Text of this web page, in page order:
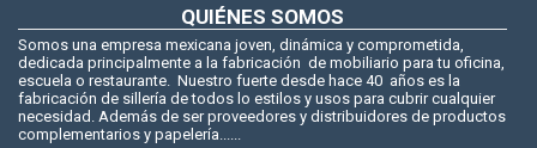
QUIÉNES SOMOS
Somos una empresa mexicana joven, dinámica y comprometida,
dedicada principalmente a la fabricación de mobiliario para tu oficina,
escuela o restaurante. Nuestro fuerte desde hace 40 años es la
fabricación de sillería de todos lo estilos y usos para cubrir cualquier
necesidad. Además de ser proveedores y distribuidores de productos
complementarios y papelería......